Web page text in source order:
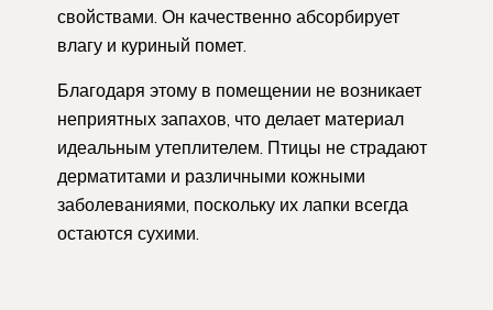
свойствами. Он качественно абсорбирует
влагу и куриный помет.
Благодаря этому в помещении не возникает
неприятных запахов, что делает материал
идеальным утеплителем. Птицы не страдают
дерматитами и различными кожными
заболеваниями, поскольку их лапки всегда
остаются сухими.